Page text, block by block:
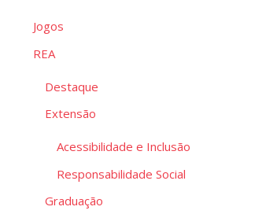
Jogos
REA
Destaque
Extensão
Acessibilidade e Inclusão
Responsabilidade Social
Graduação